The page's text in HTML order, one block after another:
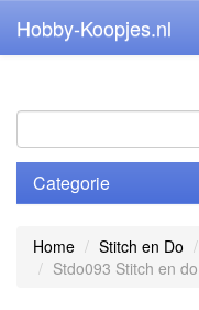
Hobby-Koopjes.nl
Categorie
Home Stitch en Do
Stdo093 Stitch en